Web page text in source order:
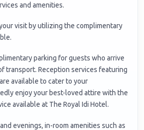
and amenities.
visit by utilizing the complimentary
parking for guests who arrive
transport. Reception services featuring
available to cater to your
enjoy your best-loved attire with the
available at The Royal Idi Hotel.
evenings, in-room amenities such as